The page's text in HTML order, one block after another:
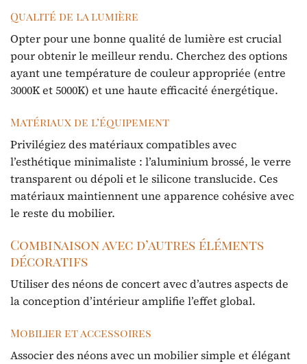
Qualité de la lumière
Opter pour une bonne qualité de lumière est crucial
pour obtenir le meilleur rendu. Cherchez des options
ayant une température de couleur appropriée (entre
3000K et 5000K) et une haute efficacité énergétique.
Matériaux de l’équipement
Privilégiez des matériaux compatibles avec
l’esthétique minimaliste : l’aluminium brossé, le verre
transparent ou dépoli et le silicone translucide. Ces
matériaux maintiennent une apparence cohésive avec
le reste du mobilier.
Combinaison avec d’autres éléments
décoratifs
Utiliser des néons de concert avec d’autres aspects de
la conception d’intérieur amplifie l’effet global.
Mobilier et accessoires
Associer des néons avec un mobilier simple et élégant